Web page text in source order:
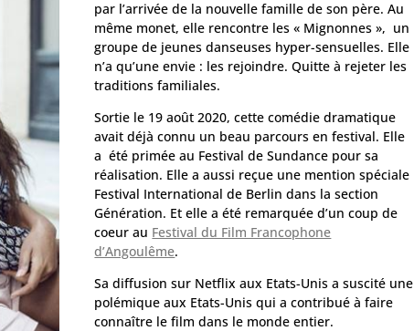
par l’arrivée de la nouvelle famille de son père. Au
même monet, elle rencontre les « Mignonnes », un
groupe de jeunes danseuses hyper-sensuelles. Elle
n’a qu’une envie : les rejoindre. Quitte à rejeter les
traditions familiales.
Sortie le 19 août 2020, cette comédie dramatique
avait déjà connu un beau parcours en festival. Elle
a été primée au Festival de Sundance pour sa
réalisation. Elle a aussi reçue une mention spéciale
Festival International de Berlin dans la section
Génération. Et elle a été remarquée d’un coup de
coeur au Festival du Film Francophone
d’Angoulême.
Sa diffusion sur Netflix aux Etats-Unis a suscité une
polémique aux Etats-Unis qui a contribué à faire
connaître le film dans le monde entier.